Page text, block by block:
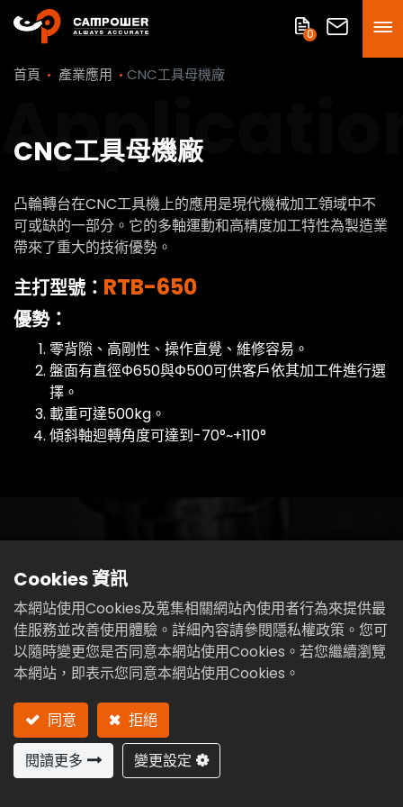
0
首頁 產業應用 CNC工具母機廠
CNC工具母機廠
凸輪轉台在CNC工具機上的應用是現代機械加工領域中不
可或缺的一部分。它的多軸運動和高精度加工特性為製造業
帶來了重大的技術優勢。
主打型號： RTB-650
優勢：
零背隙、高剛性、操作直覺、維修容易。
盤面有直徑Φ650與Φ500可供客戶依其加工件進行選
擇。
載重可達500kg。
傾斜軸迴轉角度可達到-70°~+110°
01 多軸運動
首先，凸輪轉台能夠實現工具機的多軸運動，包括旋轉和傾
斜，這使得在不同角度和方向上進行切削、鑽孔和雕刻成為
可能。這種多軸的靈活性使得對複雜形狀和曲面的加工更為
容易，從而滿足了現代工業對於高精度和多樣化加工的需
求。
Cookies 資訊
本網站使用Cookies及蒐集相關網站內使用者行為來提供最
佳服務並改善使用體驗。詳細內容請參閱隱私權政策。您可
以隨時變更您是否同意本網站使用Cookies。若您繼續瀏覽
本網站，即表示您同意本網站使用Cookies。
同意
拒絕
閱讀更多
變更設定